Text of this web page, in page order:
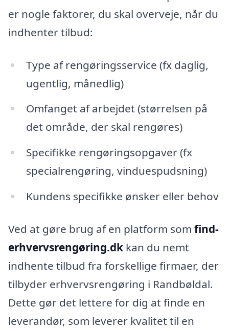
er nogle faktorer, du skal overveje, når du
indhenter tilbud:
Type af rengøringsservice (fx daglig,
ugentlig, månedlig)
Omfanget af arbejdet (størrelsen på
det område, der skal rengøres)
Specifikke rengøringsopgaver (fx
specialrengøring, vinduespudsning)
Kundens specifikke ønsker eller behov
Ved at gøre brug af en platform som find-
erhvervsrengøring.dk kan du nemt
indhente tilbud fra forskellige firmaer, der
tilbyder erhvervsrengøring i Randbøldal.
Dette gør det lettere for dig at finde en
leverandør, som leverer kvalitet til en